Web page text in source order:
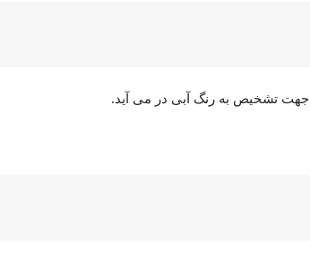
جهت تشخیص به رنگ آبی در می آید.